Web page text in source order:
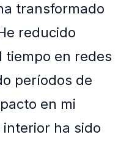
transformado
reducido
tiempo en redes
períodos de
en mi
ha sido